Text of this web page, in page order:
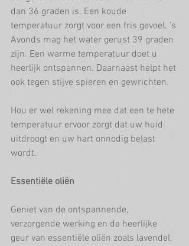
dan 36 graden is. Een koude
temperatuur zorgt voor een fris gevoel. 's
Avonds mag het water gerust 39 graden
zijn. Een warme temperatuur doet u
heerlijk ontspannen. Daarnaast helpt het
ook tegen stijve spieren en gewrichten.
Hou er wel rekening mee dat een te hete
temperatuur ervoor zorgt dat uw huid
uitdroogt en uw hart onnodig belast
wordt.
Essentiële oliën
Geniet van de ontspannende,
verzorgende werking en de heerlijke
geur van essentiële oliën zoals lavendel,